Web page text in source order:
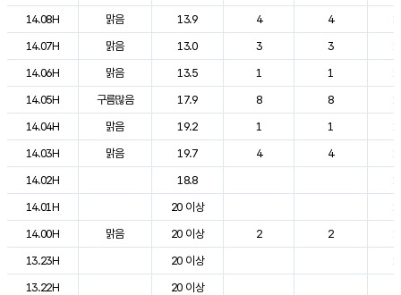
14.08H
맑음 13.9 4 4
14.07H
맑음 13.0 3 3
14.06H
맑음 13.5 1 1
14.05H
구름많음 17.9 8 8
14.04H
맑음 19.2 1 1
14.03H
맑음 19.7 4 4
14.02H
18.8
14.01H
20 이상
14.00H
맑음 20 이상 2 2
13.23H
20 이상
13.22H
20 이상